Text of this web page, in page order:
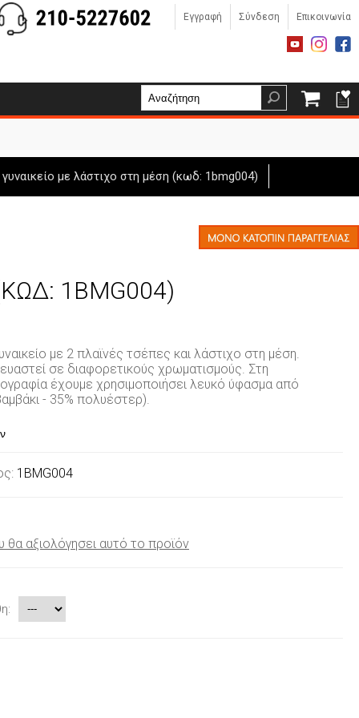
Εγγραφή Σύνδεση Επικοινωνία
γυναικείο με λάστιχο στη μέση (κωδ: 1bmg004)
1BMG004)
με 2 πλαϊνές τσέπες και λάστιχο στη μέση.
σε διαφορετικούς χρωματισμούς. Στη
έχουμε χρησιμοποιήσει λευκό ύφασμα από
- 35% πολυέστερ).
1BMG004
αξιολόγησει αυτό το προϊόν